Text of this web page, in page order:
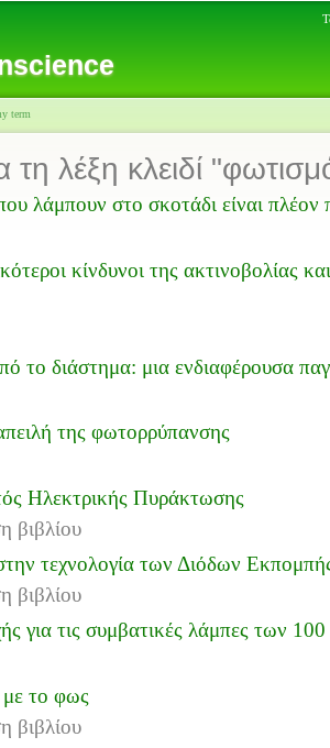
term
τη λέξη κλειδί
λάμπουν στο σκοτάδι είναι πλέον
κίνδυνοι της ακτινοβολίας
το διάστημα: μια ενδιαφέρουσα
της φωτορρύπανσης
Ηλεκτρικής Πυράκτωσης
βιβλίου
τεχνολογία των Διόδων
βιβλίου
για τις συμβατικές λάμπες των
με το φως
βιβλίου